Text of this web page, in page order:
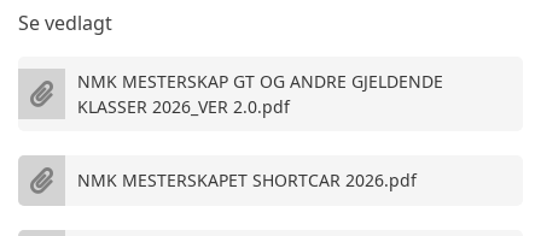
Se vedlagt
NMK MESTERSKAP GT OG ANDRE GJELDENDE
KLASSER 2026_VER 2.0.pdf
NMK MESTERSKAPET SHORTCAR 2026.pdf